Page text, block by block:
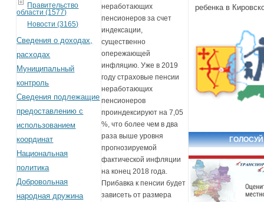
Правительство
области (1577)
Новости (3165)
Сведения о доходах,
расходах
Муниципальный
контроль
Сведения подлежащие
предоставлению с
использованием
координат
Национальная
политика
Добровольная
народная дружина
неработающих
пенсионеров за счет
индексации,
существенно
опережающей
инфляцию. Уже в 2019
году страховые пенсии
неработающих
пенсионеров
проиндексируют на 7,05
%, что более чем в два
раза выше уровня
прогнозируемой
фактической инфляции
на конец 2018 года.
Прибавка к пенсии будет
зависеть от размера
ребенка в